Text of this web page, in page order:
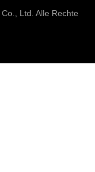
Ltd. Alle Rechte